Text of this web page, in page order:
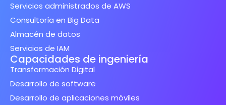
Servicios administrados de AWS
Consultoría en Big Data
Almacén de datos
Servicios de IAM
Capacidades de ingeniería
Transformación Digital
Desarrollo de software
Desarrollo de aplicaciones móviles